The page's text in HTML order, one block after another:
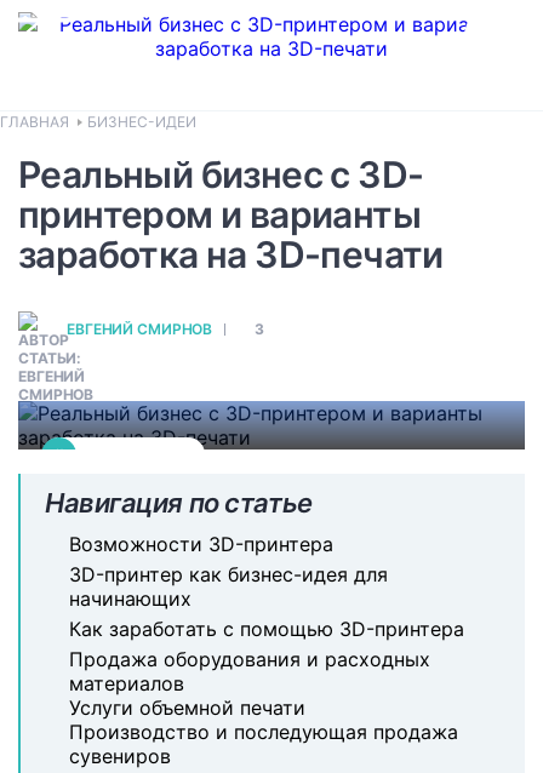
ГЛАВНАЯ БИЗНЕС-ИДЕИ
Реальный бизнес с 3D-
принтером и варианты
заработка на 3D-печати
ЕВГЕНИЙ СМИРНОВ 3
#
Возможности заработка
на 3D-печати
Самые перспективные направления для
строительство. А печать оружия или
его составляющих грозит уголовной
ответственностью.
Навигация по статье
Возможности 3D-принтера
3D-принтер как бизнес-идея для
начинающих
Как заработать с помощью 3D-принтера
Продажа оборудования и расходных
материалов
Услуги объемной печати
Производство и последующая продажа
сувениров